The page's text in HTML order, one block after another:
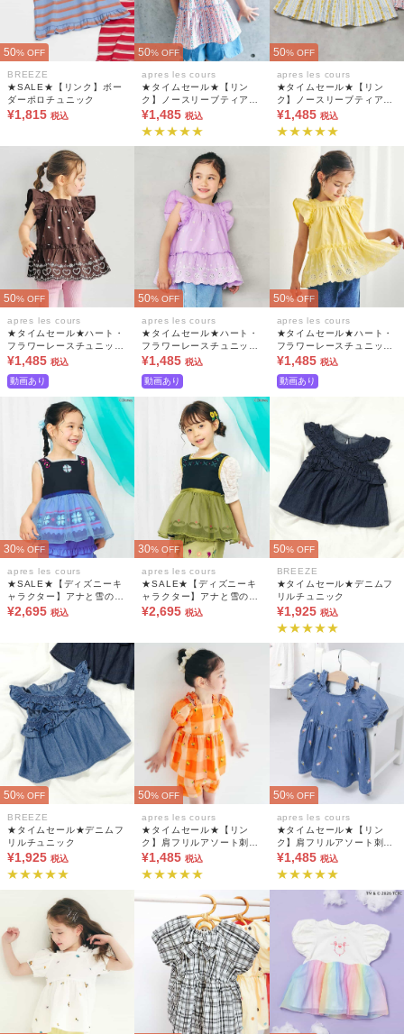
50% OFF
BREEZE
★SALE★【リンク】ボー
ダーポロチュニック
¥1,815 税込
50% OFF
apres les cours
★タイムセール★【リン
ク】ノースリーブティアー
ドフリルチュニック
¥1,485 税込
50% OFF
apres les cours
★タイムセール★【リン
ク】ノースリーブティアー
ドフリルチュニック
¥1,485 税込
50% OFF
apres les cours
★タイムセール★ハート・
フラワーレースチュニック
(セットアップ可)
¥1,485 税込
動画あり
50% OFF
apres les cours
★タイムセール★ハート・
フラワーレースチュニック
(セットアップ可)
¥1,485 税込
動画あり
50% OFF
apres les cours
★タイムセール★ハート・
フラワーレースチュニック
(セットアップ可)
¥1,485 税込
動画あり
30% OFF
apres les cours
★SALE★【ディズニーキ
ャラクター】アナと雪の女
王 ノースリーブトップス
¥2,695 税込
30% OFF
apres les cours
★SALE★【ディズニーキ
ャラクター】アナと雪の女
王 ノースリーブトップス
¥2,695 税込
50% OFF
BREEZE
★タイムセール★デニムフ
リルチュニック
¥1,925 税込
50% OFF
BREEZE
★タイムセール★デニムフ
リルチュニック
¥1,925 税込
50% OFF
apres les cours
★タイムセール★【リン
ク】肩フリルアソート刺繍
チュニック(セットアップ
可)
¥1,485 税込
50% OFF
apres les cours
★タイムセール★【リン
ク】肩フリルアソート刺繍
チュニック(セットアップ
可)
¥1,485 税込